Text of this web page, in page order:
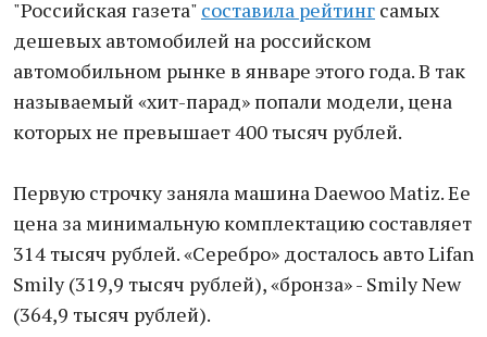
​​"Российская газета" составила рейтинг самых
дешевых автомобилей на российском
автомобильном рынке в январе этого года. В так
называемый «хит-парад» попали модели, цена
которых не превышает 400 тысяч рублей.
Первую строчку заняла машина Daewoo Matiz. Ее
цена за минимальную комплектацию составляет
314 тысяч рублей. «Серебро» досталось авто Lifan
Smily (319,9 тысяч рублей), «бронза» - Smily New
(364,9 тысяч рублей).